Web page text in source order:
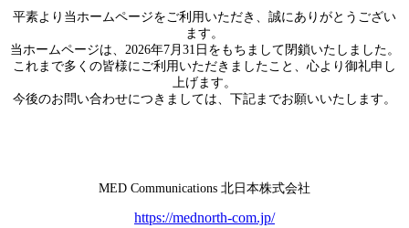
平素より当ホームページをご利用いただき、誠にありがとうござい
ます。
当ホームページは、2026年7月31日をもちまして閉鎖いたしました。
これまで多くの皆様にご利用いただきましたこと、心より御礼申し
上げます。
今後のお問い合わせにつきましては、下記までお願いいたします。
MED Communications 北日本株式会社
https://mednorth-com.jp/